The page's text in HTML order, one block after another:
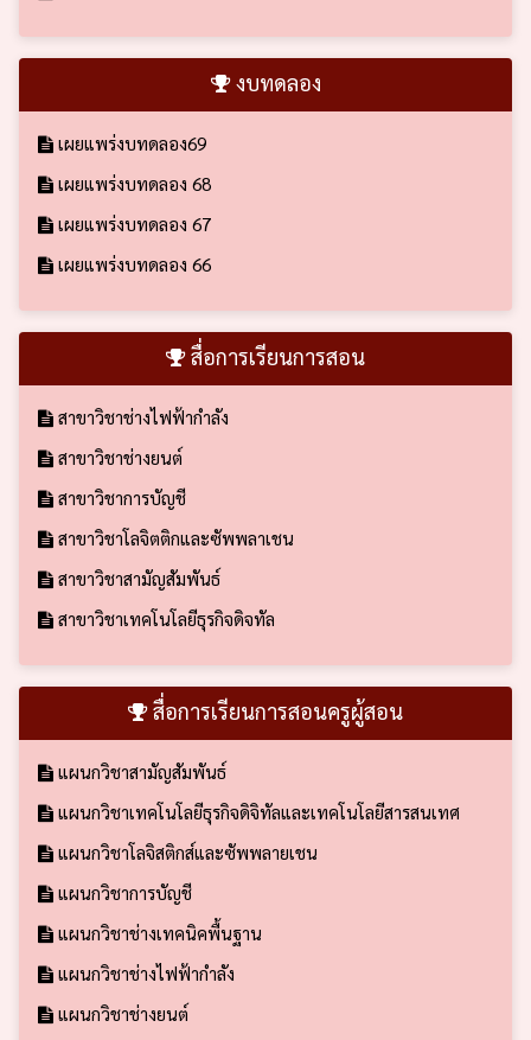
งบทดลอง
เผยแพร่งบทดลอง69
เผยแพร่งบทดลอง 68
เผยแพร่งบทดลอง 67
เผยแพร่งบทดลอง 66
สื่อการเรียนการสอน
สาขาวิชาช่างไฟฟ้ากำลัง
สาขาวิชาช่างยนต์
สาขาวิชาการบัญชี
สาขาวิชาโลจิตติกและซัพพลาเชน
สาขาวิชาสามัญสัมพันธ์
สาขาวิชาเทคโนโลยีธุรกิจดิจทัล
สื่อการเรียนการสอนครูผู้สอน
แผนกวิชาสามัญสัมพันธ์
แผนกวิชาเทคโนโลยีธุรกิจดิจิทัลและเทคโนโลยีสารสนเทศ
แผนกวิชาโลจิสติกส์และซัพพลายเชน
แผนกวิชาการบัญชี
แผนกวิชาช่างเทคนิคพื้นฐาน
แผนกวิชาช่างไฟฟ้ากำลัง
แผนกวิชาช่างยนต์